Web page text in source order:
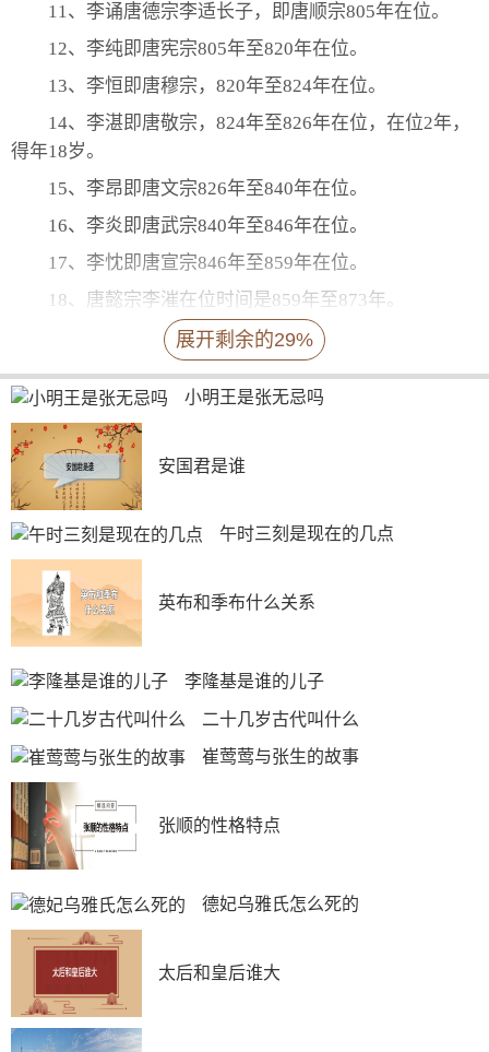
11、李诵唐德宗李适长子，即唐顺宗805年在位。
12、李纯即唐宪宗805年至820年在位。
13、李恒即唐穆宗，820年至824年在位。
14、李湛即唐敬宗，824年至826年在位，在位2年，
得年18岁。
15、李昂即唐文宗826年至840年在位。
16、李炎即唐武宗840年至846年在位。
17、李忱即唐宣宗846年至859年在位。
18、唐懿宗李漼在位时间是859年至873年。
19、李儇即唐僖宗，873年至888年在位。
20、李晔即唐昭宗，888年至904年在位，在位16
年。
21、唐哀帝李柷唐朝末代皇帝，904年至907年在
位。
扩展资料
唐朝（618年—907年），是继隋朝之后的大一统中原
王朝，共历二十一帝，享国二百八十九年。唐朝是当时世
界上最强盛的国家之一，声誉远播，与亚欧国家均有往
来，唐以后海外多称中国人为唐人。
祖父李虎为西魏八柱国之一，被追封为“唐国公”，其后，
爵位传至李渊。李渊是隋朝时行宫居晋阳留守，以尊“隋”
为名起兵，每战必克，直入长安，在隋恭帝杨侑禅让后便
以“唐”为国号，定都长安。因国君姓李，故称李唐，尊称
为大唐。
展开剩余的29%
小明王是张无忌吗
安国君是谁
午时三刻是现在的几点
英布和季布什么关系
李隆基是谁的儿子
二十几岁古代叫什么
崔莺莺与张生的故事
张顺的性格特点
德妃乌雅氏怎么死的
太后和皇后谁大